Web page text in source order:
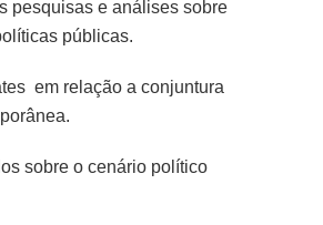
pesquisas e análises sobre
públicas.
em relação a conjuntura
sobre o cenário político